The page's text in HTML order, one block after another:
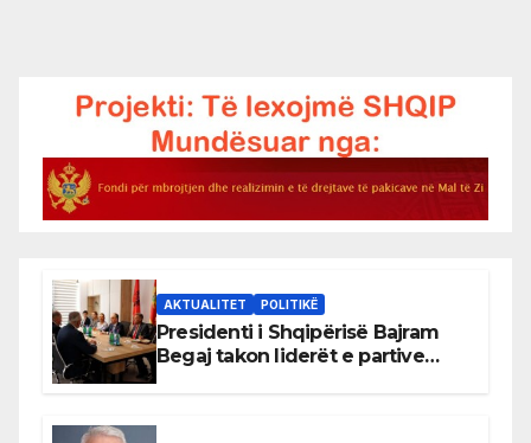
AKTUALITET POLITIKË
Presidenti i Shqipërisë Bajram
Begaj takon liderët e partive